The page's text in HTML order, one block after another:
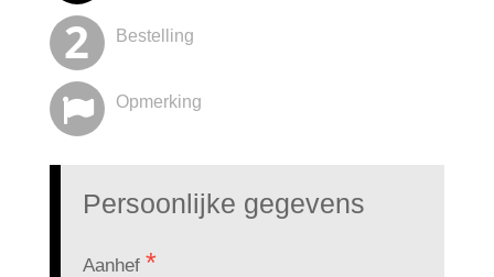
Bestelling
Opmerking
Persoonlijke gegevens
Aanhef